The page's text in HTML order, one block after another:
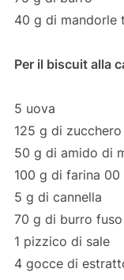
40 g di mandorle
Per il biscuit alla
5 uova
125 g di zucchero
50 g di amido di
100 g di farina 00
5 g di cannella
70 g di burro fuso
1 pizzico di sale
4 gocce di